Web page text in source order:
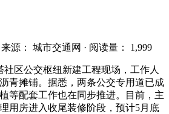
来源： 城市交通网 · 阅读量： 1,999
社区公交枢纽新建工程现场，工作人
青摊铺。据悉，两条公交专用道已成
等配套工作也在同步推进。目前，主
用房进入收尾装修阶段，预计5月底